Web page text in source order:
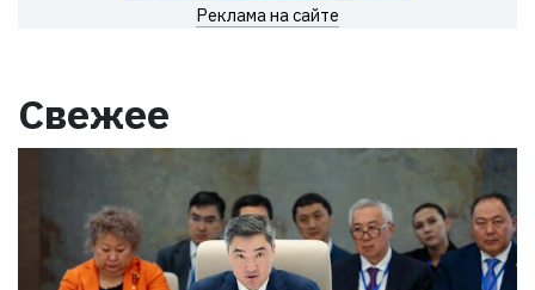
Реклама на сайте
Свежее